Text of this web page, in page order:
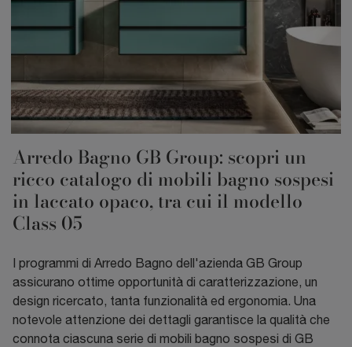
Arredo Bagno GB Group: scopri un
ricco catalogo di mobili bagno sospesi
in laccato opaco, tra cui il modello
Class 05
I programmi di Arredo Bagno dell'azienda GB Group
assicurano ottime opportunità di caratterizzazione, un
design ricercato, tanta funzionalità ed ergonomia. Una
notevole attenzione dei dettagli garantisce la qualità che
connota ciascuna serie di mobili bagno sospesi di GB